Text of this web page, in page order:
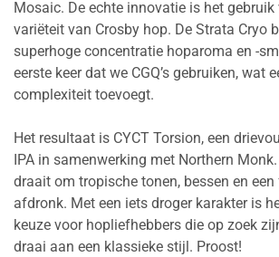
Mosaic. De echte innovatie is het gebruik
variëteit van Crosby hop. De Strata Cryo
superhoge concentratie hoparoma en -
eerste keer dat we CGQ’s gebruiken, wat
complexiteit toevoegt.
Het resultaat is CYCT Torsion, een
IPA in samenwerking met Northern
draait om tropische tonen, bessen en
afdronk. Met een iets droger karakter is
keuze voor hopliefhebbers die op zoek
draai aan een klassieke stijl. Proost!